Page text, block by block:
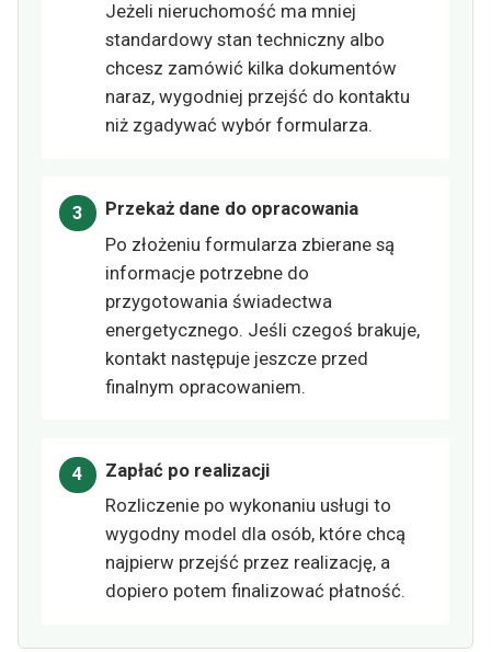
Jeżeli nieruchomość ma mniej
standardowy stan techniczny albo
chcesz zamówić kilka dokumentów
naraz, wygodniej przejść do kontaktu
niż zgadywać wybór formularza.
Przekaż dane do opracowania
Po złożeniu formularza zbierane są
informacje potrzebne do
przygotowania świadectwa
energetycznego. Jeśli czegoś brakuje,
kontakt następuje jeszcze przed
finalnym opracowaniem.
Zapłać po realizacji
Rozliczenie po wykonaniu usługi to
wygodny model dla osób, które chcą
najpierw przejść przez realizację, a
dopiero potem finalizować płatność.